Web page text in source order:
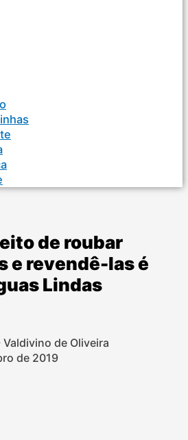
de roubar
e revendê-las é
Lindas
Valdivino de Oliveira
de 2019